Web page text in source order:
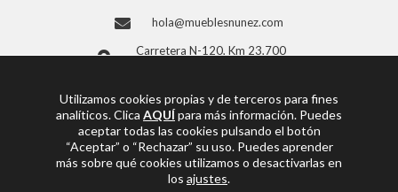
hola@mueblesnunez.com
Carretera N-120, Km 23,700
941 363 997
Facebook
© Copyright 2026Muebles Núñez
Utilizamos cookies propias y de terceros para fines
analíticos. Clica AQUÍpara más información. Puedes
aceptar todas las cookies pulsando el botón
“Aceptar” o “Rechazar” su uso. Puedes aprender
más sobre qué cookies utilizamos o desactivarlas en
los ajustes.